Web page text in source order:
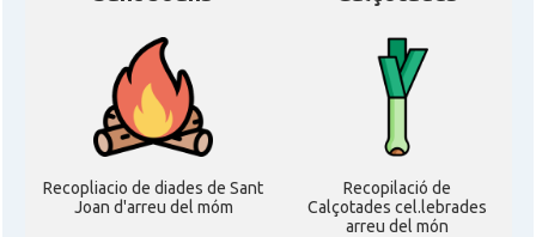
Recopliacio de diades de Sant
Joan d'arreu del móm
Recopilació de
Calçotades cel.lebrades
arreu del món